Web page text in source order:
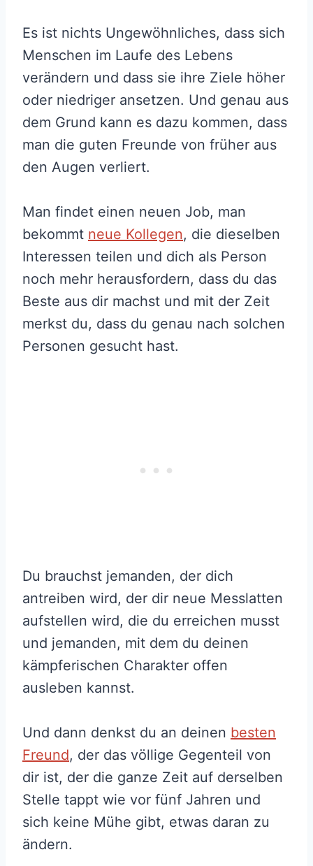
Es ist nichts Ungewöhnliches, dass sich
Menschen im Laufe des Lebens
verändern und dass sie ihre Ziele höher
oder niedriger ansetzen. Und genau aus
dem Grund kann es dazu kommen, dass
man die guten Freunde von früher aus
den Augen verliert.
Man findet einen neuen Job, man
bekommt neue Kollegen, die dieselben
Interessen teilen und dich als Person
noch mehr herausfordern, dass du das
Beste aus dir machst und mit der Zeit
merkst du, dass du genau nach solchen
Personen gesucht hast.
Du brauchst jemanden, der dich
antreiben wird, der dir neue Messlatten
aufstellen wird, die du erreichen musst
und jemanden, mit dem du deinen
kämpferischen Charakter offen
ausleben kannst.
Und dann denkst du an deinen besten
Freund, der das völlige Gegenteil von
dir ist, der die ganze Zeit auf derselben
Stelle tappt wie vor fünf Jahren und
sich keine Mühe gibt, etwas daran zu
ändern.